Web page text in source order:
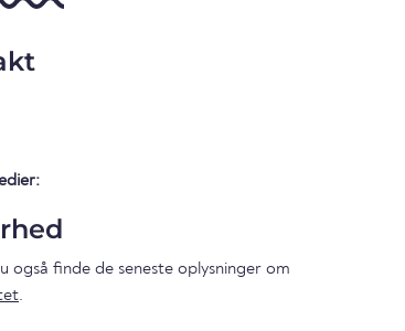
også finde de seneste oplysninger om
.